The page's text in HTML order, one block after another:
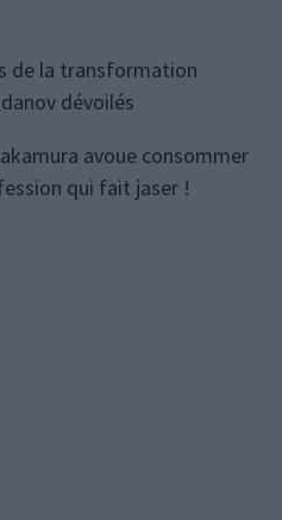
de la transformation
dévoilés
avoue consommer
qui fait jaser !